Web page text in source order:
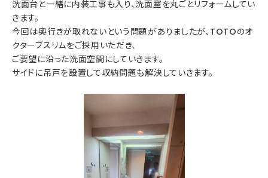
洗面台と一緒に内装工事も入り、洗面室を丸ごとリフォームしてい
きます。
今回は奥行きが取れないという問題がありましたが、TOTOのオ
クターブスリムをご採用いただき、
ご要望に沿った洗面空間にしていきます。
サイドに吊戸を設置して収納問題も解決していきます。